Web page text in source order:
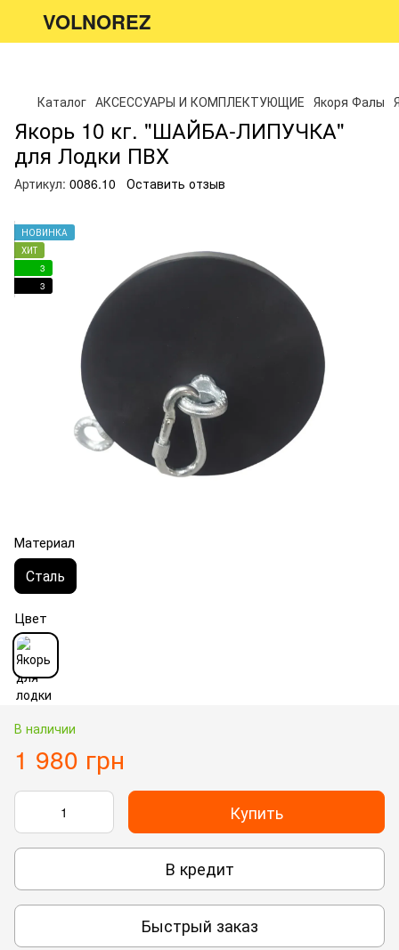
VOLNOREZ
Каталог АКСЕССУАРЫ И КОМПЛЕКТУЮЩИЕ Якоря Фалы
Якорь 10 кг. "ШАЙБА-ЛИПУЧКА"
для Лодки ПВХ
Артикул: 0086.10 Оставить отзыв
НОВИНКА
ХИТ
3
3
Материал
Сталь
Цвет
В наличии
1 980 грн
Купить
В кредит
Быстрый заказ